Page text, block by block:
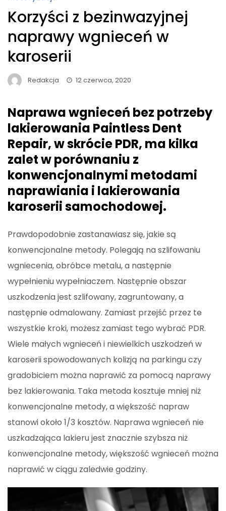
Korzyści z bezinwazyjnej
naprawy wgnieceń w
karoserii
Redakcja 12 czerwca, 2020
Naprawa wgnieceń bez potrzeby
lakierowania Paintless Dent
Repair, w skrócie PDR, ma kilka
zalet w porównaniu z
konwencjonalnymi metodami
naprawiania i lakierowania
karoserii samochodowej.
Prawdopodobnie zastanawiasz się, jakie są
konwencjonalne metody. Polegają na szlifowaniu
wgniecenia, obróbce metalu, a następnie
wypełnieniu wypełniaczem. Następnie obszar
uszkodzenia jest szlifowany, zagruntowany, a
następnie odmalowany. Zamiast przejść przez te
wszystkie kroki, możesz zamiast tego wybrać PDR.
Wiele małych wgnieceń i niewielkich uszkodzeń w
karoserii spowodowanych kolizją na parkingu czy
gradobiciem można naprawić za pomocą naprawy
bez lakierowania. Taka metoda kosztuje mniej niż
konwencjonalne metody, a większość napraw
stanowi około 1/3 kosztów. Naprawa wgnieceń nie
uszkadzająca lakieru jest znacznie szybsza niż
konwencjonalne metody, większość wgnieceń można
naprawić w ciągu zaledwie godziny.